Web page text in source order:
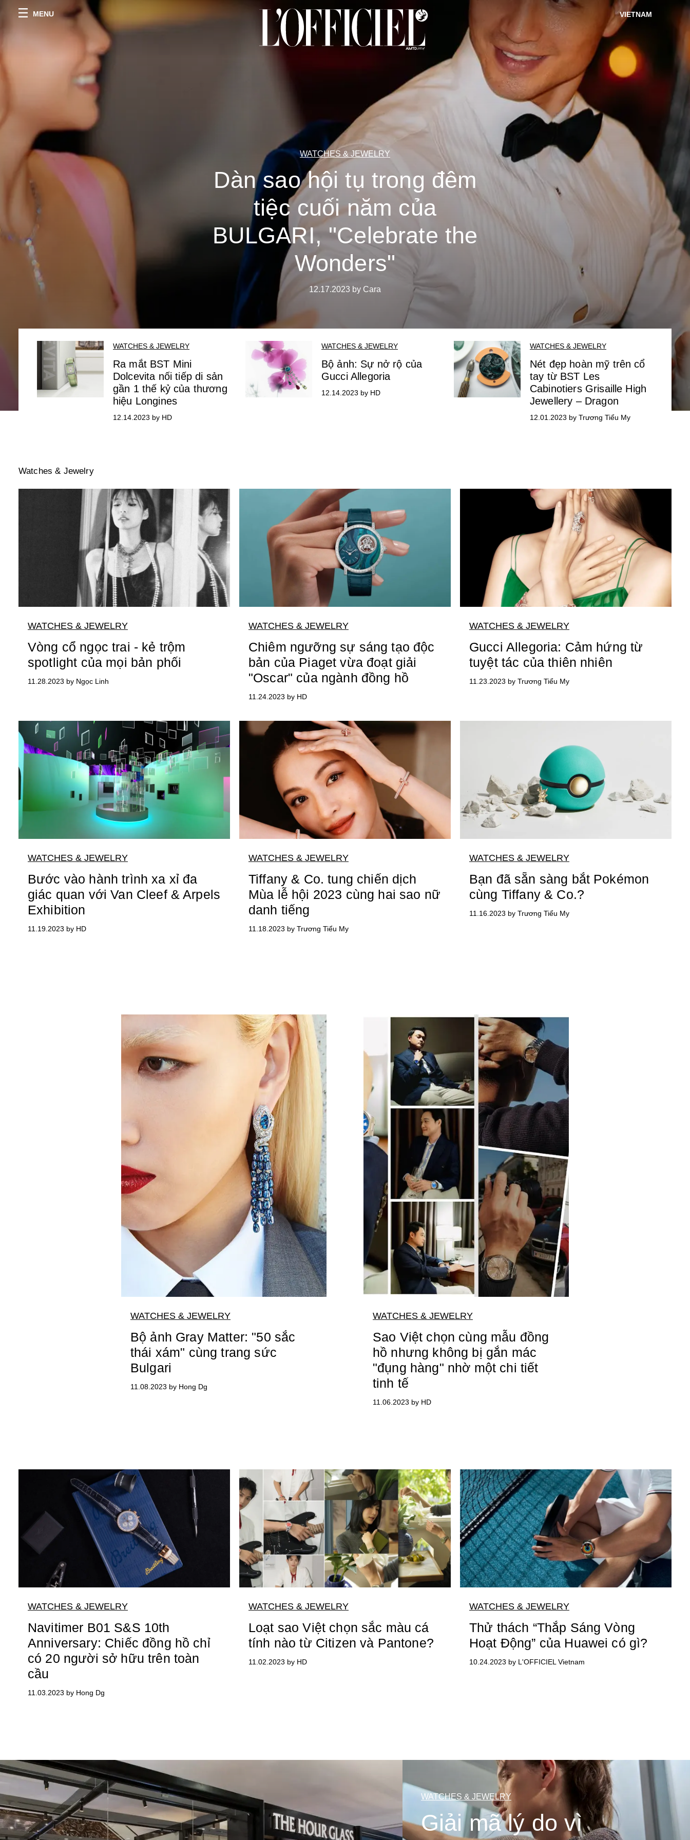
MENU VIETNAM
WATCHES & JEWELRY
Dàn sao hội tụ trong đêm
tiệc cuối năm của
BULGARI, "Celebrate the
Wonders"
12.17.2023 by Cara
WATCHES & JEWELRY
Ra mắt BST Mini
Dolcevita nối tiếp di sản
gần 1 thế kỷ của thương
hiệu Longines
12.14.2023 by HD
WATCHES & JEWELRY
Bộ ảnh: Sự nở rộ của
Gucci Allegoria
12.14.2023 by HD
WATCHES & JEWELRY
Nét đẹp hoàn mỹ trên cổ
tay từ BST Les
Cabinotiers Grisaille High
Jewellery – Dragon
12.01.2023 by Trương Tiểu My
Watches & Jewelry
WATCHES & JEWELRY
Vòng cổ ngọc trai - kẻ trộm
spotlight của mọi bản phối
11.28.2023 by Ngọc Linh
WATCHES & JEWELRY
Chiêm ngưỡng sự sáng tạo độc
bản của Piaget vừa đoạt giải
"Oscar" của ngành đồng hồ
11.24.2023 by HD
WATCHES & JEWELRY
Gucci Allegoria: Cảm hứng từ
tuyệt tác của thiên nhiên
11.23.2023 by Trương Tiểu My
WATCHES & JEWELRY
Bước vào hành trình xa xỉ đa
giác quan với Van Cleef & Arpels
Exhibition
11.19.2023 by HD
WATCHES & JEWELRY
Tiffany & Co. tung chiến dịch
Mùa lễ hội 2023 cùng hai sao nữ
danh tiếng
11.18.2023 by Trương Tiểu My
WATCHES & JEWELRY
Bạn đã sẵn sàng bắt Pokémon
cùng Tiffany & Co.?
11.16.2023 by Trương Tiểu My
WATCHES & JEWELRY
Bộ ảnh Gray Matter: "50 sắc
thái xám" cùng trang sức
Bulgari
11.08.2023 by Hong Dg
WATCHES & JEWELRY
Sao Việt chọn cùng mẫu đồng
hồ nhưng không bị gắn mác
"đụng hàng" nhờ một chi tiết
tinh tế
11.06.2023 by HD
WATCHES & JEWELRY
Navitimer B01 S&S 10th
Anniversary: Chiếc đồng hồ chỉ
có 20 người sở hữu trên toàn
cầu
11.03.2023 by Hong Dg
WATCHES & JEWELRY
Loạt sao Việt chọn sắc màu cá
tính nào từ Citizen và Pantone?
11.02.2023 by HD
WATCHES & JEWELRY
Thử thách “Thắp Sáng Vòng
Hoạt Động” của Huawei có gì?
10.24.2023 by L'OFFICIEL Vietnam
WATCHES & JEWELRY
Giải mã lý do vì